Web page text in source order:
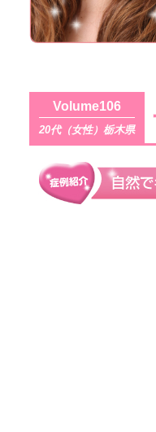
Volume106
20代（女性）栃木県